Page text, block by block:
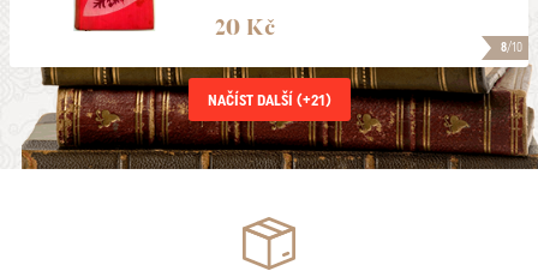
8/10
20 Kč
NAČÍST DALŠÍ (+21)